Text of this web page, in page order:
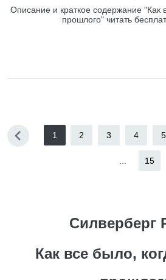
Описание и краткое содержание "Как
прошлого" читать
1 2 3 4 5
15
Силверберг
Как все было,